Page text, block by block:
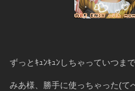
ずっとｷｭﾝｷｭﾝしちゃっていつま
みあ様、勝手に使っちゃった(て